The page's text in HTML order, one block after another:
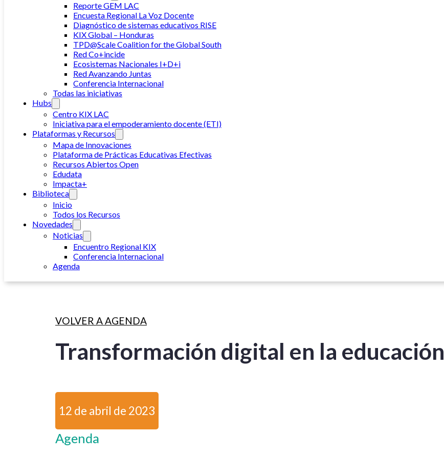
Reporte GEM LAC
Encuesta Regional La Voz Docente
Diagnóstico de sistemas educativos RISE
KIX Global – Honduras
TPD@Scale Coalition for the Global South
Red Co+incide
Ecosistemas Nacionales I+D+i
Red Avanzando Juntas
Conferencia Internacional
Todas las iniciativas
Hubs
Centro KIX LAC
Iniciativa para el empoderamiento docente (ETI)
Plataformas y Recursos
Mapa de Innovaciones
Plataforma de Prácticas Educativas Efectivas
Recursos Abiertos Open
Edudata
Impacta+
Biblioteca
Inicio
Todos los Recursos
Novedades
Noticias
Encuentro Regional KIX
Conferencia Internacional
Agenda
VOLVER A AGENDA
Transformación digital en la educación
12 de abril de 2023
Agenda